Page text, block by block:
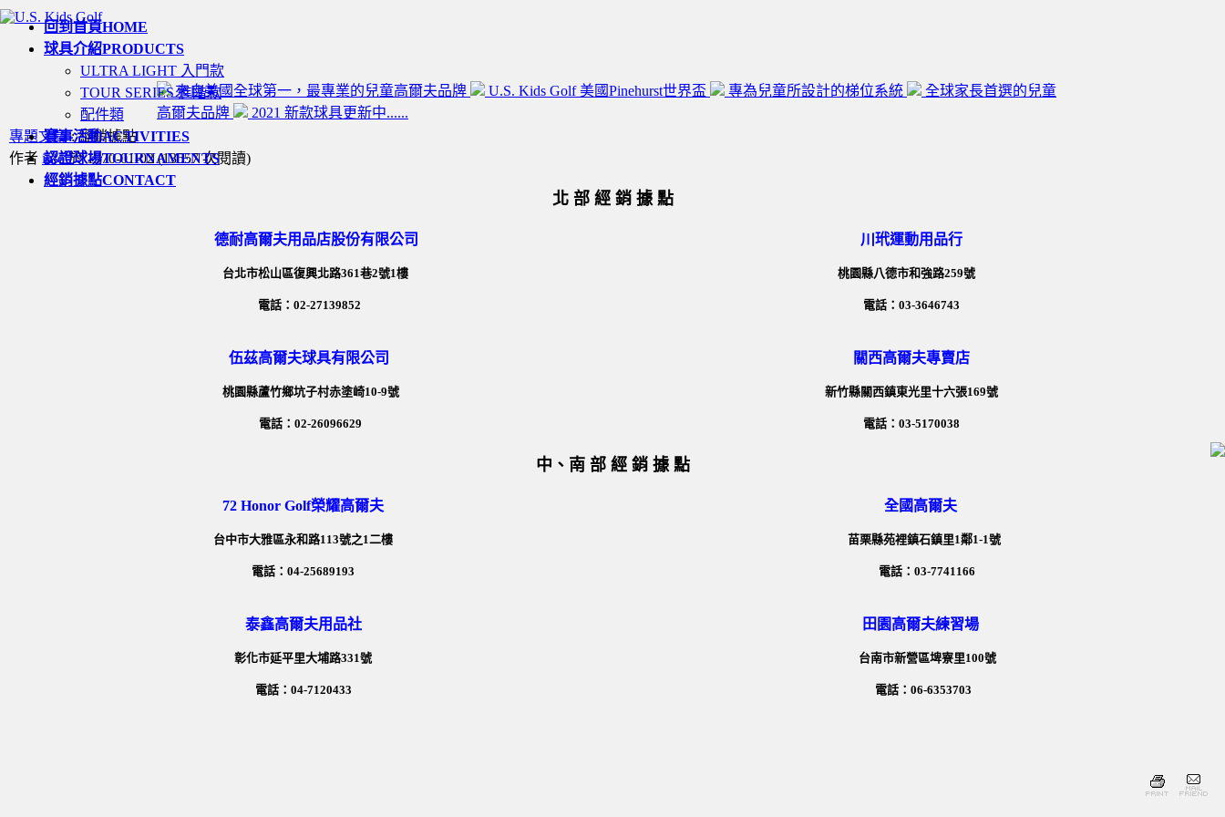
回到首頁HOME
球具介紹PRODUCTS
ULTRA LIGHT 入門款
TOUR SERIES 進階款
配件類
賽事活動ACTIVITIES
認證球場TOURNAMENTS
經銷據點CONTACT
來自美國全球第一，最專業的兒童高爾夫品牌 U.S. Kids Golf 美國Pinehurst世界盃 專為兒童所設計的梯位系統
全球家長首選的兒童
高爾夫品牌
2021 新款球具更新中......
專題文章: 經銷據點
作者 info 於 1970-01-02(13557 次閱讀)
北 部 經 銷 據 點
德耐高爾夫用品店股份有限公司
台北市松山區復興北路361巷2號1樓
電話：02-27139852
川玳運動用品行
桃園縣八德市和強路259號
電話：03-3646743
伍茲高爾夫球具有限公司
桃園縣蘆竹鄉坑子村赤塗崎10-9號
電話：02-26096629
關西高爾夫專賣店
新竹縣關西鎮東光里十六張169號
電話：03-5170038
中、南 部 經 銷 據 點
72 Honor Golf榮耀高爾夫
台中市大雅區永和路113號之1二樓
電話：04-25689193
全國高爾夫
苗栗縣苑裡鎮石鎮里1鄰1-1號
電話：03-7741166
泰鑫高爾夫用品社
彰化市延平里大埔路331號
電話：04-7120433
田園高爾夫練習場
台南市新營區埤寮里100號
電話：06-6353703